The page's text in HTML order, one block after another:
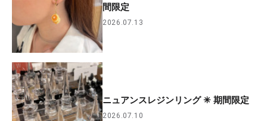
間限定
2026.07.13
ニュアンスレジンリング ✳︎ 期間限定
2026.07.10